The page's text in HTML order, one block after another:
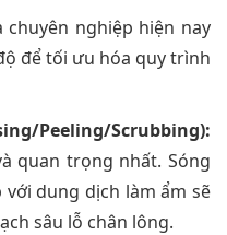
nghiệp hiện nay
để tối ưu hóa quy trình
Peeling/Scrubbing):
quan trọng nhất. Sóng
dung dịch làm ẩm sẽ
sâu lỗ chân lông.